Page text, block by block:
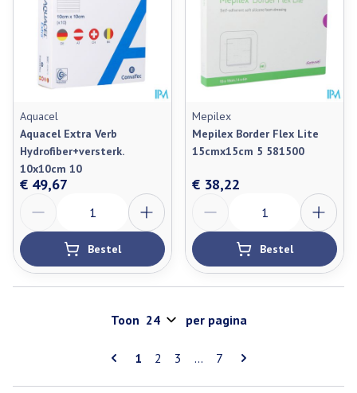
Aquacel
Aquacel Extra Verb
Hydrofiber+versterk.
10x10cm 10
€ 49,67
Bestel
Mepilex
Mepilex Border Flex Lite
15cmx15cm 5 581500
€ 38,22
Bestel
Pagina's
U lees momenteel pagina
1 Pagina
2 Pagina
3 ... Pagina
7
Toon per pagina